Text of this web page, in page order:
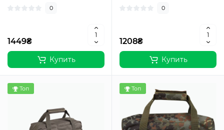
0
1449₴
Купить
0
1208₴
Купить
Топ Топ